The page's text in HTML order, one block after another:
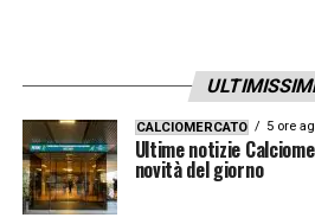
Domenica 11 ottobre
Domenica 15 novembre
Domenica 28 marzo
CALCIOMERCATO 5 ore
Ultime notizie
novità del giorno